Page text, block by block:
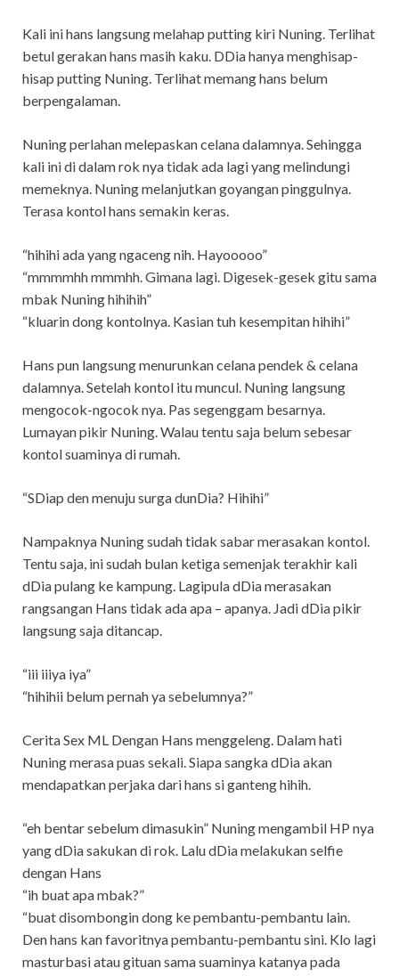
Kali ini hans langsung melahap putting kiri Nuning. Terlihat
betul gerakan hans masih kaku. DDia hanya menghisap-
hisap putting Nuning. Terlihat memang hans belum
berpengalaman.
Nuning perlahan melepaskan celana dalamnya. Sehingga
kali ini di dalam rok nya tidak ada lagi yang melindungi
memeknya. Nuning melanjutkan goyangan pinggulnya.
Terasa kontol hans semakin keras.
“hihihi ada yang ngaceng nih. Hayooooo”
“mmmmhh mmmhh. Gimana lagi. Digesek-gesek gitu sama
mbak Nuning hihihih”
“kluarin dong kontolnya. Kasian tuh kesempitan hihihi”
Hans pun langsung menurunkan celana pendek & celana
dalamnya. Setelah kontol itu muncul. Nuning langsung
mengocok-ngocok nya. Pas segenggam besarnya.
Lumayan pikir Nuning. Walau tentu saja belum sebesar
kontol suaminya di rumah.
“SDiap den menuju surga dunDia? Hihihi”
Nampaknya Nuning sudah tidak sabar merasakan kontol.
Tentu saja, ini sudah bulan ketiga semenjak terakhir kali
dDia pulang ke kampung. Lagipula dDia merasakan
rangsangan Hans tidak ada apa – apanya. Jadi dDia pikir
langsung saja ditancap.
“iii iiiya iya”
“hihihii belum pernah ya sebelumnya?”
Cerita Sex ML Dengan Hans menggeleng. Dalam hati
Nuning merasa puas sekali. Siapa sangka dDia akan
mendapatkan perjaka dari hans si ganteng hihih.
“eh bentar sebelum dimasukin” Nuning mengambil HP nya
yang dDia sakukan di rok. Lalu dDia melakukan selfie
dengan Hans
“ih buat apa mbak?”
“buat disombongin dong ke pembantu-pembantu lain.
Den hans kan favoritnya pembantu-pembantu sini. Klo lagi
masturbasi atau gituan sama suaminya katanya pada